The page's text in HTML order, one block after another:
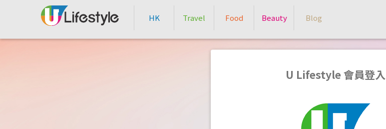
HK Travel Food Beauty Blog
U Lifestyle 會員登入